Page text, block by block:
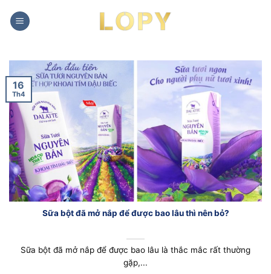
đến
Sữa bột đã mở nắp để được bao lâu thì nên bỏ?
Sữa bột đã mở nắp để được bao lâu là thắc mắc rất thường
gặp,...
16
Th4